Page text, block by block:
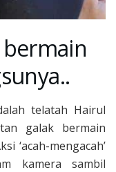
telatah Hairul
galak bermain
‘acah-mengacah’
kamera sambil